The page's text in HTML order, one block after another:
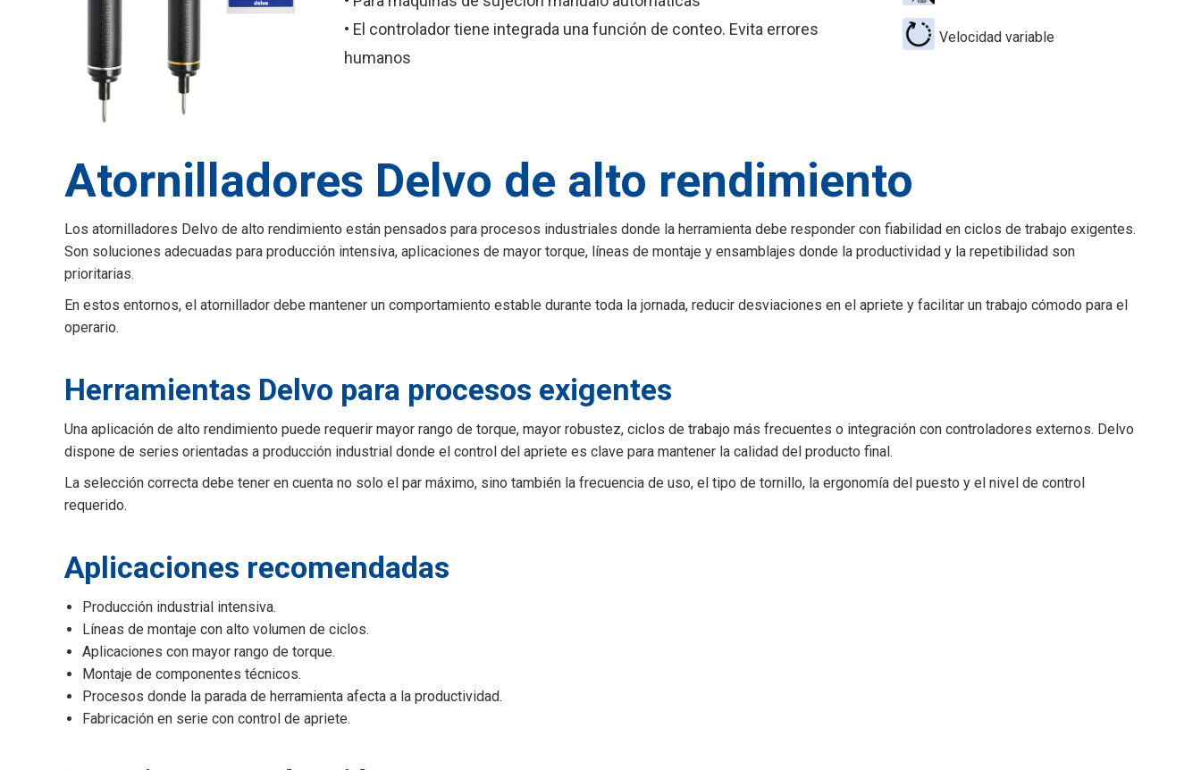
• El controlador tiene integrada una función de conteo. Evita errores
humanos
Velocidad variable
Atornilladores Delvo de alto rendimiento
Los atornilladores Delvo de alto rendimiento están pensados para procesos industriales donde la herramienta debe responder con fiabilidad en ciclos de trabajo exigentes.
Son soluciones adecuadas para producción intensiva, aplicaciones de mayor torque, líneas de montaje y ensamblajes donde la productividad y la repetibilidad son
prioritarias.
En estos entornos, el atornillador debe mantener un comportamiento estable durante toda la jornada, reducir desviaciones en el apriete y facilitar un trabajo cómodo para el
operario.
Herramientas Delvo para procesos exigentes
Una aplicación de alto rendimiento puede requerir mayor rango de torque, mayor robustez, ciclos de trabajo más frecuentes o integración con controladores externos. Delvo
dispone de series orientadas a producción industrial donde el control del apriete es clave para mantener la calidad del producto final.
La selección correcta debe tener en cuenta no solo el par máximo, sino también la frecuencia de uso, el tipo de tornillo, la ergonomía del puesto y el nivel de control
requerido.
Aplicaciones recomendadas
Producción industrial intensiva.
Líneas de montaje con alto volumen de ciclos.
Aplicaciones con mayor rango de torque.
Montaje de componentes técnicos.
Procesos donde la parada de herramienta afecta a la productividad.
Fabricación en serie con control de apriete.